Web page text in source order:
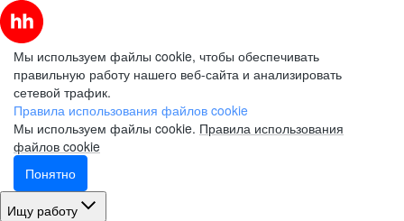
Мы используем файлы cookie, чтобы обеспечивать
правильную работу нашего веб-сайта и анализировать
сетевой трафик.
Правила использования файлов cookie
Мы используем файлы cookie. Правила использования
файлов cookie
Понятно
Ищу работу